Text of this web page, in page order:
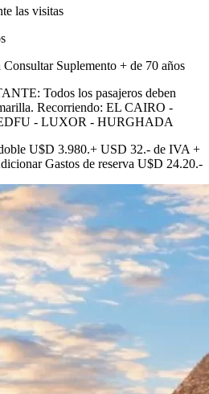
las visitas
Consultar Suplemento + de 70 años
Todos los pasajeros deben
Recorriendo: EL CAIRO -
- LUXOR - HURGHADA
U$D 3.980.+ USD 32.- de IVA +
Gastos de reserva U$D 24.20.-